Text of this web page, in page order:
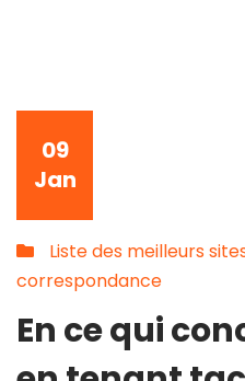
09
Jan
Liste des meilleurs
correspondance
En ce qui